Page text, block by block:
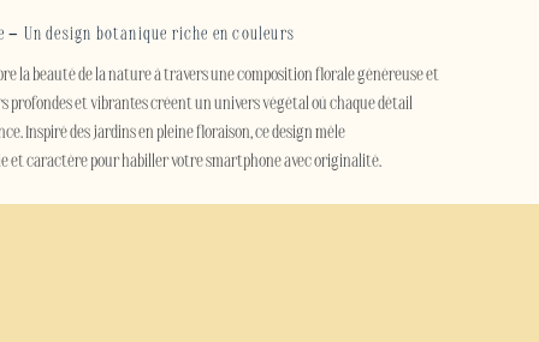
– Un design botanique riche en couleurs
la beauté de la nature à travers une composition florale généreuse et
profondes et vibrantes créent un univers végétal où chaque détail
Inspiré des jardins en pleine floraison, ce design mêle
et caractère pour habiller votre smartphone avec originalité.